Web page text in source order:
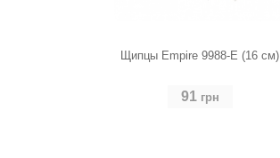
Щипцы Empire 9988-E (16 см)
91 грн